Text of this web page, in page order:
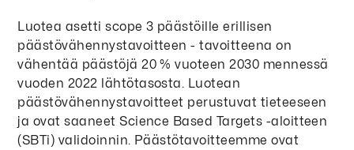
Luotea asetti scope 3 päästöille erillisen
päästövähennystavoitteen - tavoitteena on
vähentää päästöjä 20 % vuoteen 2030 mennessä
vuoden 2022 lähtötasosta. Luotean
päästövähennystavoitteet perustuvat tieteeseen
ja ovat saaneet Science Based Targets -aloitteen
(SBTi) validoinnin. Päästötavoitteemme ovat